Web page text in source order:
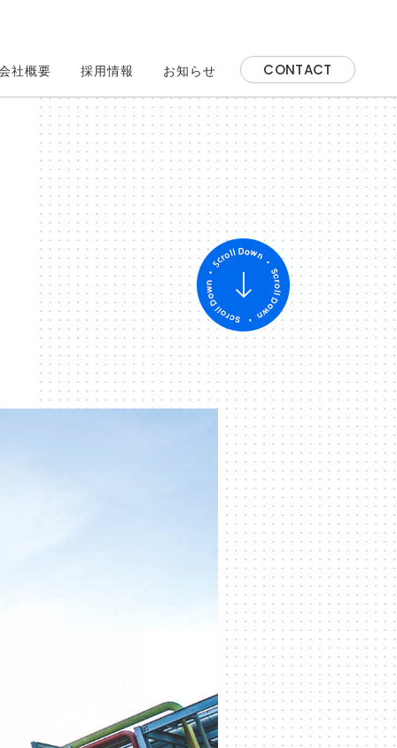
社概要 採用情報 お知らせ CONTACT